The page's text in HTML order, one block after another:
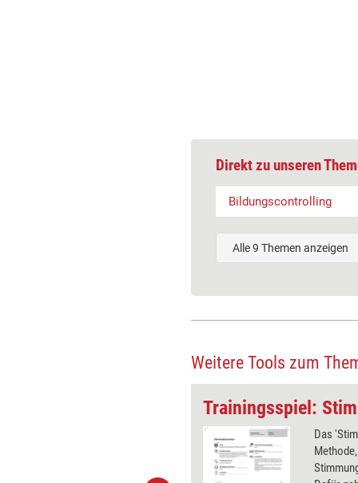
Direkt zu unseren
Bildungscontrolling
Alle 9 Themen anzeigen
Weitere Tools zum
Trainingsspiel:
Das